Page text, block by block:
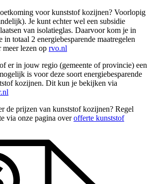
voor kunststof kozijnen? Voorlopig
Je kunt echter wel een subsidie
van isolatieglas. Daarvoor kom je in
totaal 2 energiebesparende maatregelen
meer lezen op rvo.nl
er in jouw regio (gemeente of provincie) een
is voor deze soort energiebesparende
kozijnen. Dit kun je bekijken via
de prijzen van kunststof kozijnen? Regel
via onze pagina overofferte kunststof